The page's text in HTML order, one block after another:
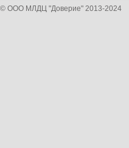
© ООО МЛДЦ "Доверие" 2013-2024